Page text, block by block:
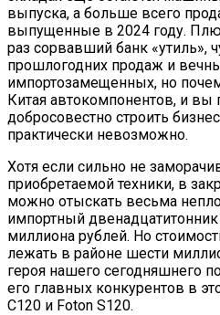
выпуска, а больше всего
выпущенные в 2024 году.
раз сорвавший банк «утиль»,
прошлогодних продаж и
импортозамещенных, но
Китая автокомпонентов, и вы
добросовестно строить
практически невозможно.
Хотя если сильно не
приобретаемой техники, в
можно отыскать весьма
импортный
миллиона рублей. Но
лежать в районе шести
героя нашего сегодняшнего
его главных конкурентов в
C120 и Foton S120.